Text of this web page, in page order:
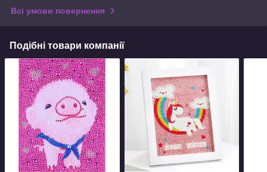
Всі умови повернення
Подібні товари компанії